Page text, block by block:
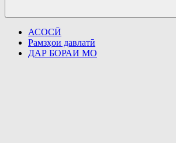
АСОСӢ
Рамзҳои давлатӣ
ДАР БОРАИ МО